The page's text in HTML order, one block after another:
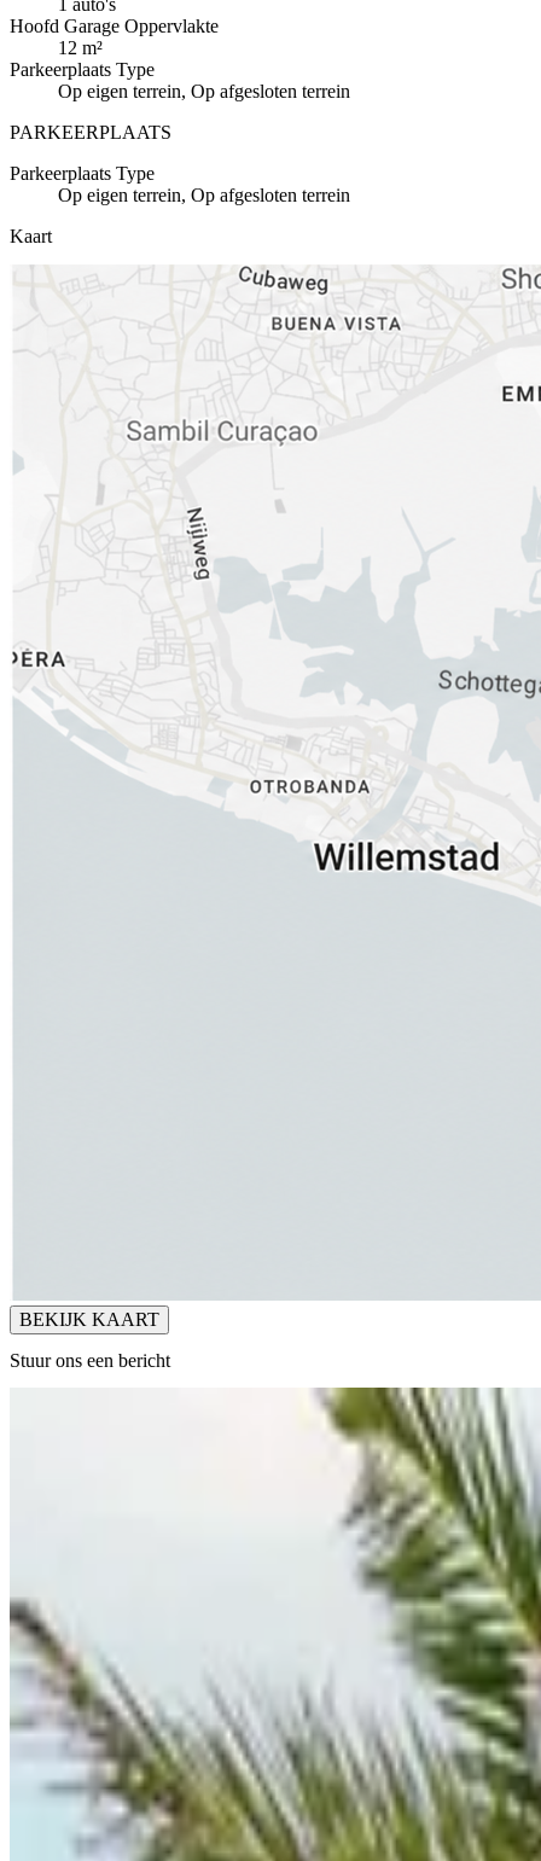
1 auto's
Hoofd Garage Oppervlakte
12 m²
Parkeerplaats Type
Op eigen terrein, Op afgesloten terrein
PARKEERPLAATS
Parkeerplaats Type
Op eigen terrein, Op afgesloten terrein
Kaart
BEKIJK KAART
Stuur ons een bericht